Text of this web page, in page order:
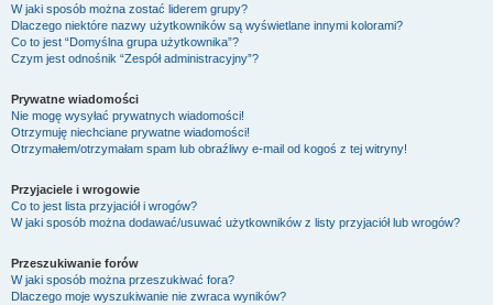
W jaki sposób można zostać liderem grupy?
Dlaczego niektóre nazwy użytkowników są wyświetlane innymi kolorami?
Co to jest “Domyślna grupa użytkownika”?
Czym jest odnośnik “Zespół administracyjny”?
Prywatne wiadomości
Nie mogę wysyłać prywatnych wiadomości!
Otrzymuję niechciane prywatne wiadomości!
Otrzymałem/otrzymałam spam lub obraźliwy e-mail od kogoś z tej witryny!
Przyjaciele i wrogowie
Co to jest lista przyjaciół i wrogów?
W jaki sposób można dodawać/usuwać użytkowników z listy przyjaciół lub wrogów?
Przeszukiwanie forów
W jaki sposób można przeszukiwać fora?
Dlaczego moje wyszukiwanie nie zwraca wyników?